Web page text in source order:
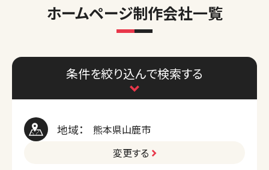
ホームページ制作会社一覧
条件を絞り込んで検索する
地域：
熊本県山鹿市
変更する